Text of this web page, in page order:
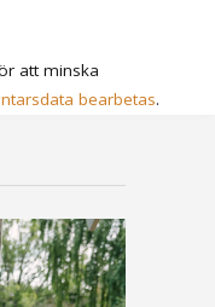
att minska
bearbetas.